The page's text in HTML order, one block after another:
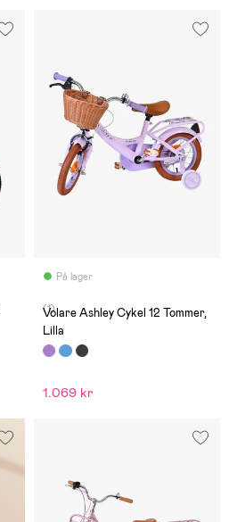
På lager
(1)
Volare Ashley Cykel 12 Tommer,
Lilla
1.069 kr